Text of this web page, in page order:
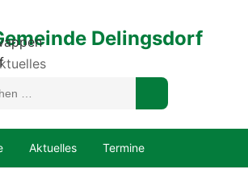
Delingsdorf
Aktuelles Termine